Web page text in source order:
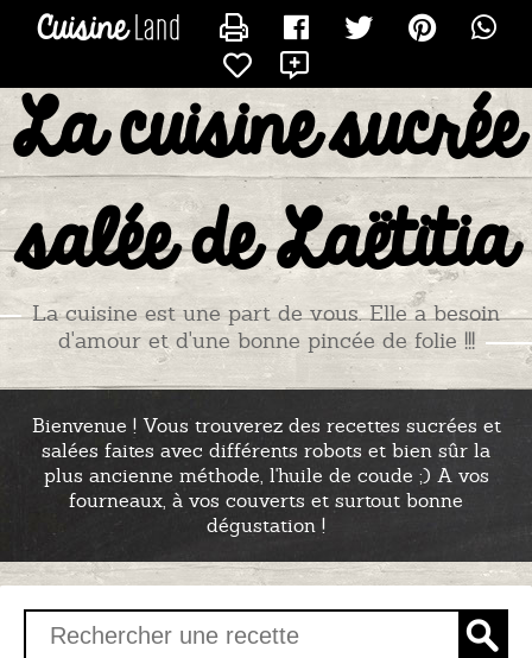
La cuisine sucrée
salée de Laëtitia
La cuisine est une part de vous. Elle a besoin
d'amour et d'une bonne pincée de folie !!!
Bienvenue ! Vous trouverez des recettes sucrées et
salées faites avec différents robots et bien sûr la
plus ancienne méthode, l'huile de coude ;) A vos
fourneaux, à vos couverts et surtout bonne
dégustation !
CONTACTER TITIADU25